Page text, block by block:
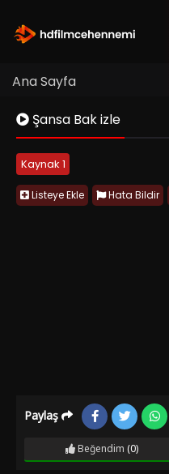
Ana Sayfa
Şansa Bak izle
Kaynak 1
Listeye Ekle Hata Bildir
Paylaş
Beğendim (0)